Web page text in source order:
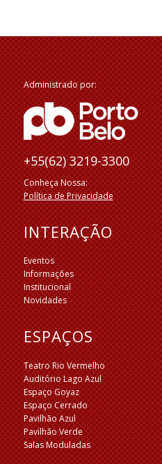
Administrado por:
+55(62) 3219-3300
Conheça Nossa:
Política de Privacidade
INTERAÇÃO
Eventos
Informações
Institucional
Novidades
ESPAÇOS
Teatro Rio Vermelho
Auditório Lago Azul
Espaço Goyaz
Espaço Cerrado
Pavilhão Azul
Pavilhão Verde
Salas Moduladas